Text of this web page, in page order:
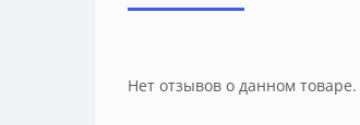
Нет отзывов о данном товаре.